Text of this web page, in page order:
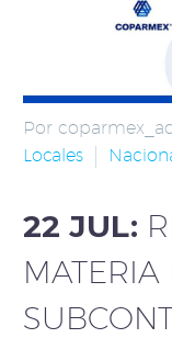
Por
Locales
22 JUL:
MATERIA